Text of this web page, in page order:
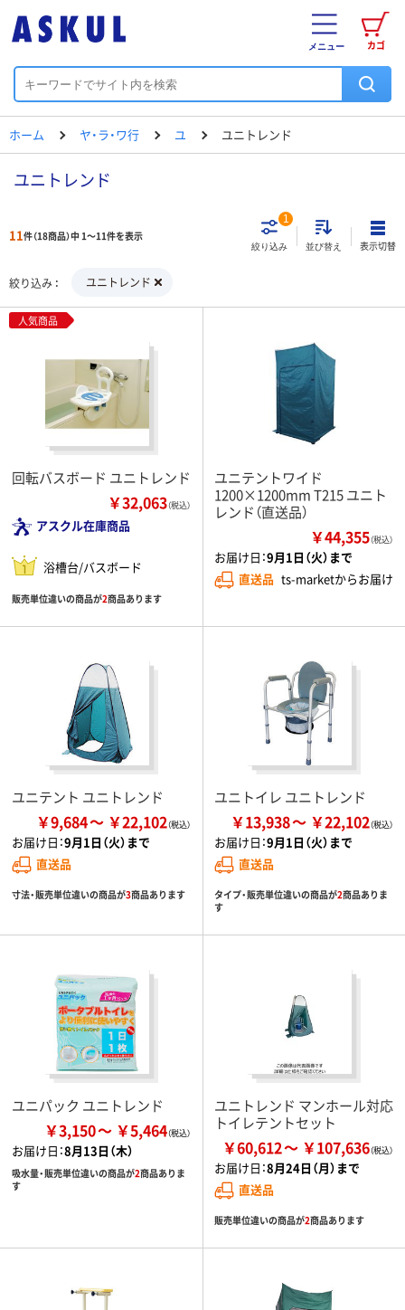
カゴ
メニュー
ホーム ヤ・ラ・ワ行 ユ ユニトレンド
ユニトレンド
11件（18商品）中 1～11件を表示
絞り込み
1
並び替え 表示切替
絞り込み ユニトレンド
人気商品
回転バスボード ユニトレンド
￥32,063（税込）
アスクル在庫商品
浴槽台/バスボード
販売単位違いの商品が2商品あります
ユニテントワイド
1200×1200mm T215 ユニト
レンド（直送品）
￥44,355（税込）
お届け日：9月1日（火）まで
直送品 ts-marketからお届け
ユニテント ユニトレンド
￥9,684 ￥22,102
お届け日：9月1日（火）まで
直送品
寸法・販売単位違いの商品が3商品あります
ユニトイレ ユニトレンド
￥13,938 ￥22,102
お届け日：9月1日（火）まで
直送品
タイプ・販売単位違いの商品が2商品ありま
す
ユニパック ユニトレンド
￥3,150 ￥5,464
お届け日：8月13日（木）
吸水量・販売単位違いの商品が2商品ありま
す
ユニトレンド マンホール対応
トイレテントセット
￥60,612 ￥107,636
お届け日：8月24日（月）まで
直送品
販売単位違いの商品が2商品あります